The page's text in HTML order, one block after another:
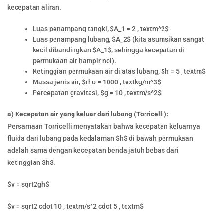
kecepatan aliran.
Luas penampang tangki, $A_1 = 2 , textm^2$
Luas penampang lubang, $A_2$ (kita asumsikan sangat
kecil dibandingkan $A_1$, sehingga kecepatan di
permukaan air hampir nol).
Ketinggian permukaan air di atas lubang, $h = 5 , textm$
Massa jenis air, $rho = 1000 , textkg/m^3$
Percepatan gravitasi, $g = 10 , textm/s^2$
a) Kecepatan air yang keluar dari lubang (Torricelli):
Persamaan Torricelli menyatakan bahwa kecepatan keluarnya
fluida dari lubang pada kedalaman $h$ di bawah permukaan
adalah sama dengan kecepatan benda jatuh bebas dari
ketinggian $h$.
$v = sqrt2gh$
$v = sqrt2 cdot 10 , textm/s^2 cdot 5 , textm$